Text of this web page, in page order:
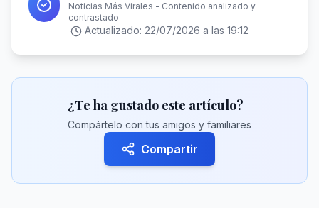
Noticias Más Virales - Contenido analizado y
contrastado
Actualizado: 22/07/2026 a las 19:12
¿Te ha gustado este artículo?
Compártelo con tus amigos y familiares
Compartir